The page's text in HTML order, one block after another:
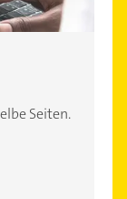
Seiten.